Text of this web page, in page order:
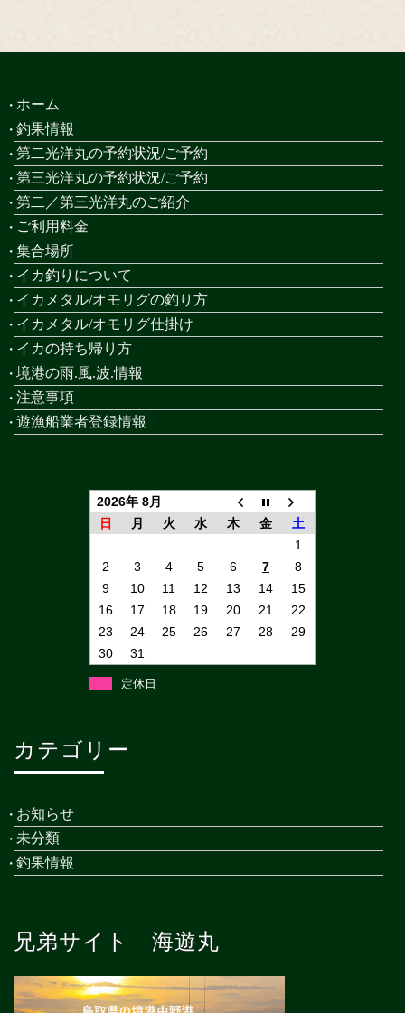
ホーム
釣果情報
第二光洋丸の予約状況/ご予約
第三光洋丸の予約状況/ご予約
第二／第三光洋丸のご紹介
ご利用料金
集合場所
イカ釣りについて
イカメタル/オモリグの釣り方
イカメタル/オモリグ仕掛け
イカの持ち帰り方
境港の雨.風.波.情報
注意事項
遊漁船業者登録情報
2026年 8月
日
月 火 水 木 金
土
1
2
3 4 5 6 7
8
9
10 11 12 13 14
15
16
17 18 19 20 21
22
23
24 25 26 27 28
29
30
31
定休日
カテゴリー
お知らせ
未分類
釣果情報
兄弟サイト 海遊丸